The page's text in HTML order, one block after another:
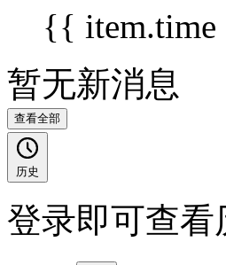
{{
暂无新消息
查看全部
历史
登录即可查看